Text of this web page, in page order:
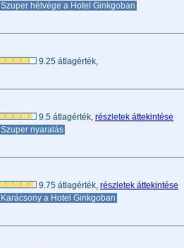
Szuper hétvége a Hotel Ginkgoban
9.25 átlagérték,
9.5 átlagérték, részletek áttekintése
Szuper nyaralás
9.75 átlagérték, részletek áttekintése
Karácsony a Hotel Ginkgoban